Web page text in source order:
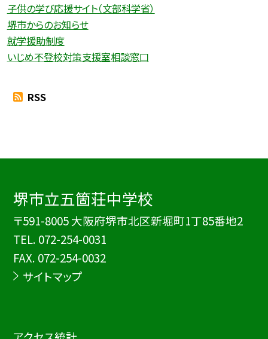
子供の学び応援サイト（文部科学省）
堺市からのお知らせ
就学援助制度
いじめ不登校対策支援室相談窓口
RSS
堺市立五箇荘中学校
〒591-8005 大阪府堺市北区新堀町1丁85番地2
TEL. 072-254-0031
FAX. 072-254-0032
サイトマップ